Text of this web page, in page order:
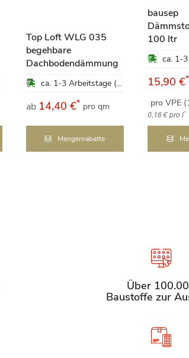
Top Loft WLG 035
begehbare
Dachbodendämmung
ca. 1-3 Arbeitstage (Mo-Fr)
ab 14,40 €* pro qm
Mengenrabatte
bausep
100 ltr
15,90 €*
pro VPE
0,16 €pro l*
Über
Baustoffe zur